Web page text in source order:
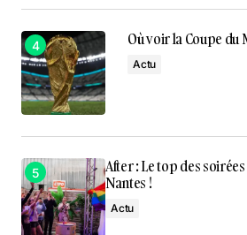
Où voir la Coupe du
Actu
After : Le top des
Nantes !
Actu